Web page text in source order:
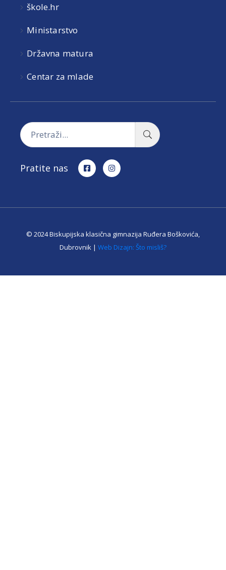
škole.hr
Ministarstvo
Državna matura
Centar za mlade
Pratite nas
© 2024 Biskupijska klasična gimnazija Ruđera Boškovića,
Dubrovnik | Web Dizajn: Što misliš?